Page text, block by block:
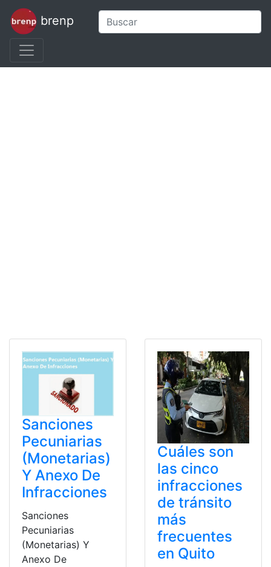
brenp
Sanciones
Pecuniarias
(Monetarias)
Y Anexo De
Infracciones
Sanciones
Pecuniarias
(Monetarias) Y
Anexo De
Cuáles son
las cinco
infracciones
de tránsito
más
frecuentes
en Quito